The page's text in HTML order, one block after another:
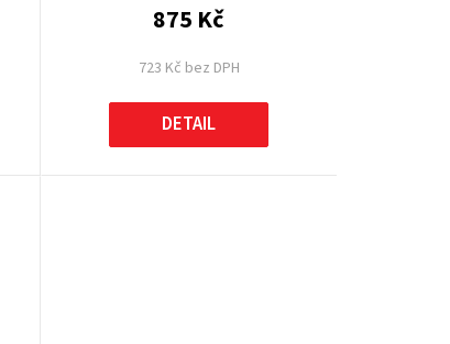
723 Kč bez DPH
875 Kč
DETAIL